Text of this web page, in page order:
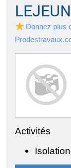
Donnez plus
Activités